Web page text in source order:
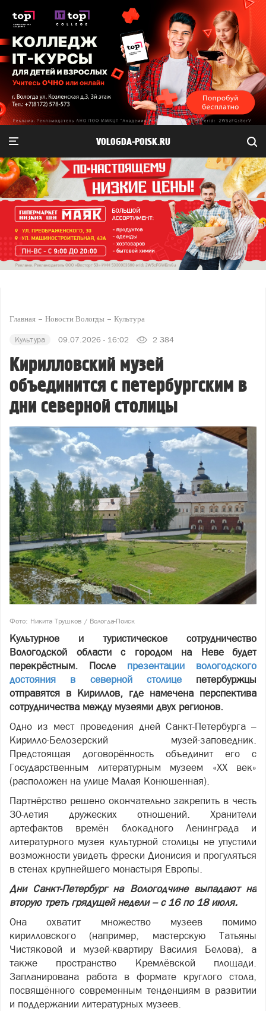
VOLOGDA-POISK.RU
Главная Новости Вологды Культура
Культура 09.07.2026 - 16:02 2 384
Кирилловский музей
объединится с петербургским в
дни северной столицы
Фото: Никита Трушков / Вологда-Поиск
Культурное и туристическое сотрудничество
Вологодской области с городом на Неве будет
перекрёстным. После презентации вологодского
достояния в северной столицепетербуржцы
отправятся в Кириллов, где намечена перспектива
сотрудничества между музеями двух регионов.
Одно из мест проведения дней Санкт-Петербурга –
Кирилло-Белозерский музей-заповедник.
Предстоящая договорённость объединит его с
Государственным литературным музеем «XX век»
(расположен на улице Малая Конюшенная).
Партнёрство решено окончательно закрепить в честь
30-летия дружеских отношений. Хранители
артефактов времён блокадного Ленинграда и
литературного музея культурной столицы не упустили
возможности увидеть фрески Дионисия и прогуляться
в стенах крупнейшего монастыря Европы.
Дни Санкт-Петербург на Вологодчине выпадают на
вторую треть грядущей недели – с 16 по 18 июля.
Она охватит множество музеев помимо
кирилловского (например, мастерскую Татьяны
Чистяковой и музей-квартиру Василия Белова), а
также пространство Кремлёвской площади.
Запланирована работа в формате круглого стола,
посвящённого современным тенденциям в развитии
и поддержании литературных музеев.